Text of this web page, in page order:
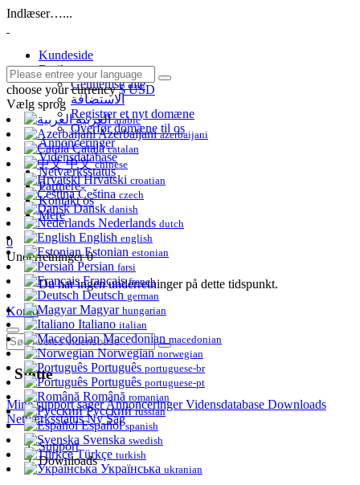
Indlæser…...
Kundeside
Butik
Gennemse alle
الاستضافة
Registrer et nyt domæne
Overfør domæne til os
Annonceringer
Vidensdatabase
Netværksstatus
Partnere
Kontakt os
Mere
0
Underretninger0
Du har ingen underretninger på dette tidspunkt.
Konto
Støtte
Mine support sagerAnnonceringerVidensdatabase Downloads
NetværksstatusNy Sag
Support
Downloads
choose your currency $ USD
Vælg sprog
العربيةarabic
Azerbaijaniazerbaijani
Catalàcatalan
中文chinese
Hrvatski croatian
Čeština czech
Dansk danish
Nederlands dutch
English english
Estonian estonian
Persian farsi
Françaisfrench
Deutsch german
Magyar hungarian
Italiano italian
Macedonian macedonian
Norwegian norwegian
Português portuguese-br
Português portuguese-pt
Română romanian
Русскийrussian
Españolspanish
Svenska swedish
Türkçe turkish
Українська ukranian